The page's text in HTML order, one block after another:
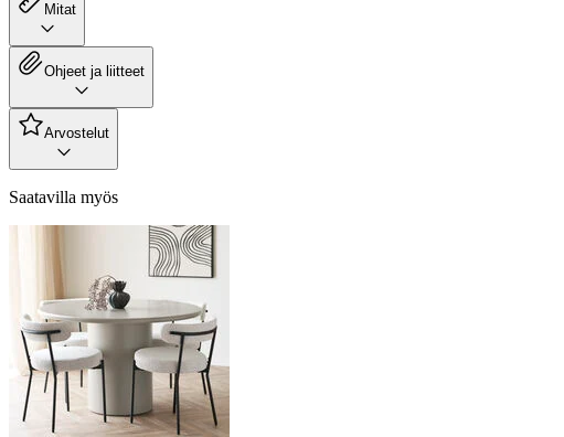
Mitat
Ohjeet ja liitteet
Arvostelut
Saatavilla myös